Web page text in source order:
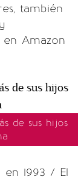
también
Amazon
de sus hijos
1993 / El